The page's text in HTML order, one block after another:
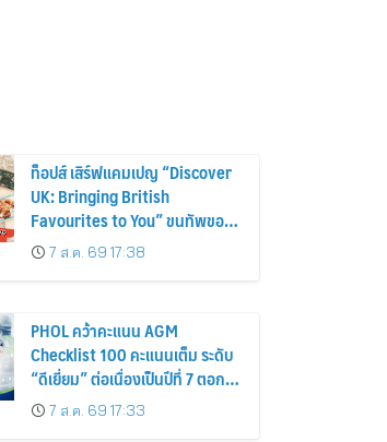
ท็อปส์ เสิร์ฟแคมเปญ “Discover
UK: Bringing British
Favourites to You” ขนทัพของ
อร่อยและไอเท็มฮิตจากสหราช
อาณาจักร ส่งตรงถึงมือตั้งแต่วัน
7 ส.ค. 69 17:38
PHOL คว้าคะแนน AGM
Checklist 100 คะแนนเต็ม ระดับ
“ดีเยี่ยม” ต่อเนื่องเป็นปีที่ 7 ตอกย้ำ
การดำเนินธุรกิจตามหลักธรรมาภิ
บาล โปร่งใส สร้างความเชื่อมั่นผู้
7 ส.ค. 69 17:33